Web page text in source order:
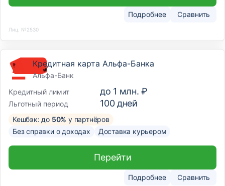
Подробнее Сравнить
Лиц. №2530
Кредитная карта Альфа-Банка
Альфа-Банк
Кредитный лимит
до 1 млн. ₽
Льготный период 100дней
Кешбэк: до 50% у партнёров
Без справки о доходах
Доставка курьером
Подробнее Сравнить
Перейти